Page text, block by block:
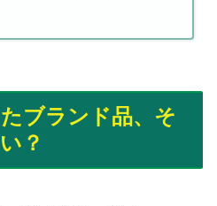
ブランド品、そ
？